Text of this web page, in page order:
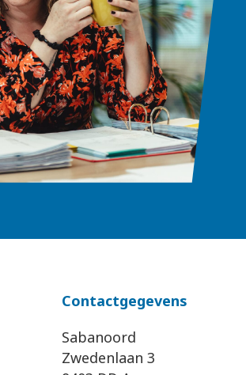
Contactgegevens
Sabanoord
Zwedenlaan 3